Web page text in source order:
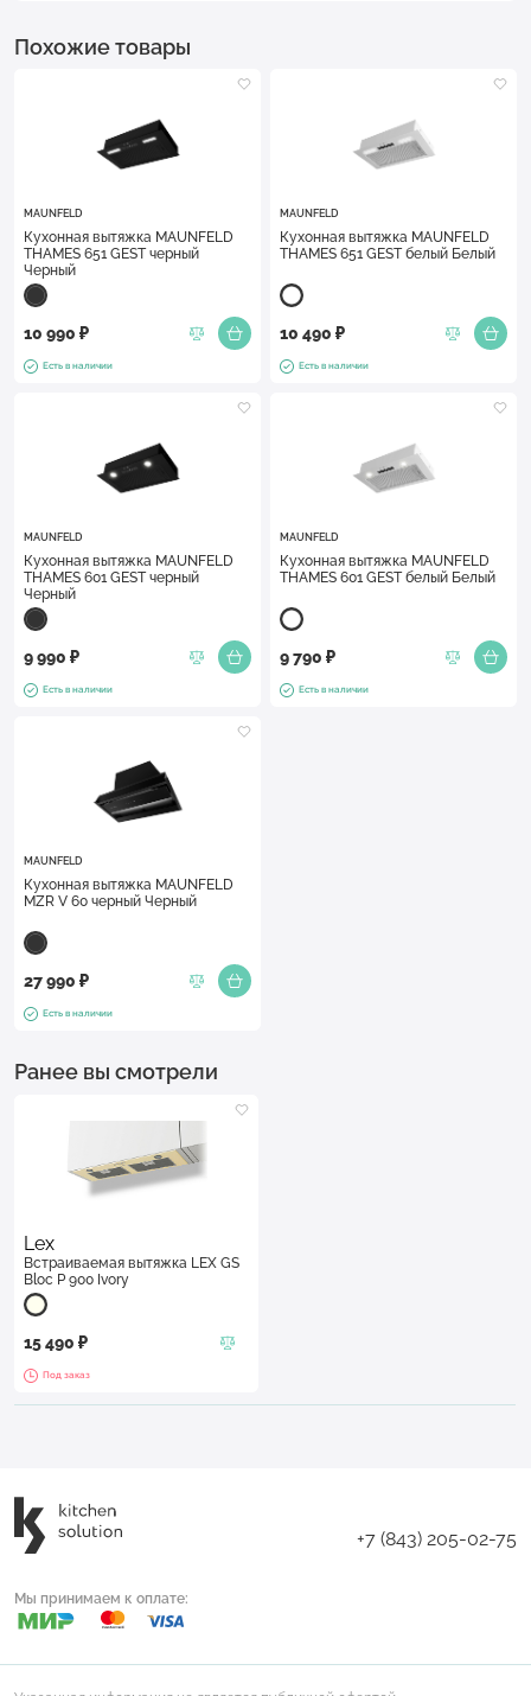
Похожие товары
MAUNFELD
Кухонная вытяжка MAUNFELD
THAMES 651 GEST черный
Черный
10 990 ₽
Есть в наличии
MAUNFELD
Кухонная вытяжка MAUNFELD
THAMES 651 GEST белый Белый
10 490 ₽
Есть в наличии
MAUNFELD
Кухонная вытяжка MAUNFELD
THAMES 601 GEST черный
Черный
9 990 ₽
Есть в наличии
MAUNFELD
Кухонная вытяжка MAUNFELD
THAMES 601 GEST белый Белый
9 790 ₽
Есть в наличии
MAUNFELD
Кухонная вытяжка MAUNFELD
MZR V 60 черный Черный
27 990 ₽
Есть в наличии
Ранее вы смотрели
Lex
Встраиваемая вытяжка LEX GS
Bloc P 900 Ivory
15 490 ₽
Под заказ
+7 (843) 205-02-75
Мы принимаем к оплате: